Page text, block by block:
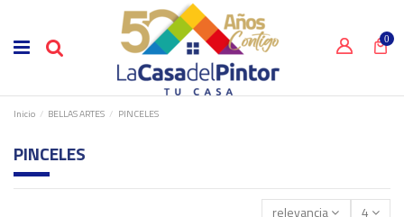
0
Inicio BELLAS ARTES PINCELES
PINCELES
relevancia 4